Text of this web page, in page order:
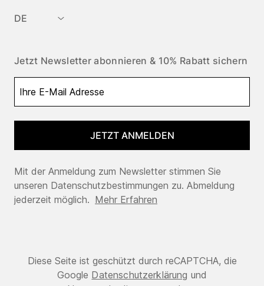
DE
Jetzt Newsletter abonnieren & 10% Rabatt sichern
JETZT ANMELDEN
Mit der Anmeldung zum Newsletter stimmen Sie
unseren Datenschutzbestimmungen zu. Abmeldung
jederzeit möglich. Mehr Erfahren
Diese Seite ist geschützt durch reCAPTCHA, die
Google Datenschutzerklärung und